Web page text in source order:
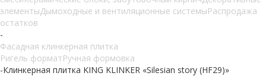
элементыДымоходные и вентиляционные системыРаспродажа
остатков
-
Фасадная клинкерная плитка
Ригель форматРучная формовка
-Клинкерная плитка KING KLINKER «Silesian story (HF29)»